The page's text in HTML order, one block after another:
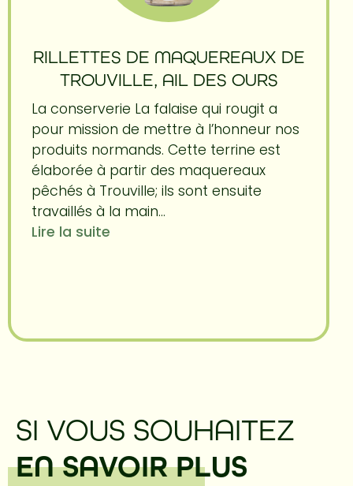
RILLETTES DE MAQUEREAUX DE
TROUVILLE, AIL DES OURS
La conserverie La falaise qui rougit a
pour mission de mettre à l’honneur nos
produits normands. Cette terrine est
élaborée à partir des maquereaux
pêchés à Trouville; ils sont ensuite
travaillés à la main...
Lire la suite
SI VOUS SOUHAITEZ
EN SAVOIR PLUS